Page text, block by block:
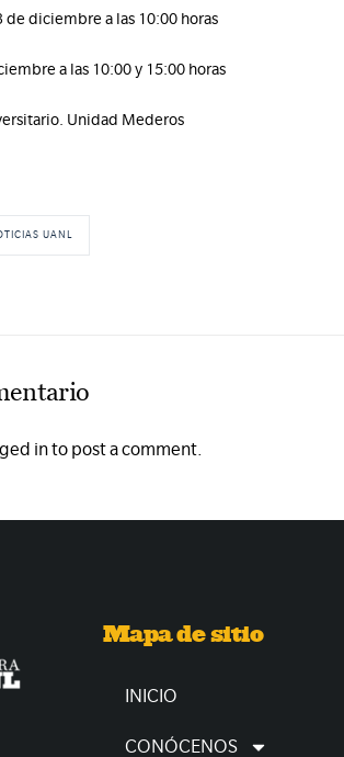
de diciembre a las 10:00 horas
a las 10:00 y 15:00 horas
Unidad Mederos
UANL
in to post a comment.
Mapa de sitio
INICIO
CONÓCENOS